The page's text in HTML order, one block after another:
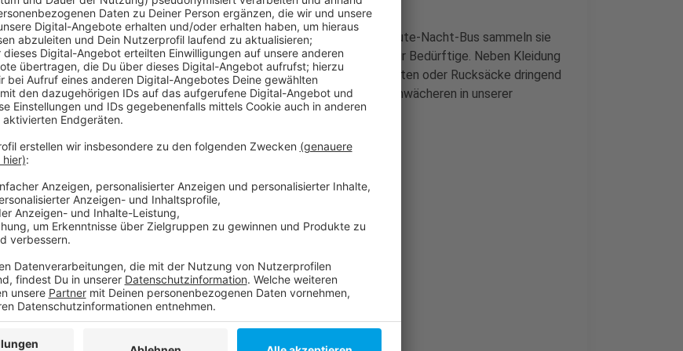
Die Schützen wollen trotzdem etwas tun: Gemeinsam mit dem Gute-Nacht-Bus sammeln sie
heute (3. Juli 2021) auf dem Schützenplatz bis 14 Uhr Kleidung für Bedürftige. Neben Kleidung
werden aber auch Woll- oder Fleecedecken, Schlafsäcke, Isomatten oder Rucksäcke dringend
gebraucht. Ziel der Aktion ist, auch in der Coronapandemie die Schwächeren in unserer
Gesellschaft nicht zu vergessen.
Anzeige
Weitere Infos und Links zum Thema:
Anzeige
Hier informiert der Schützenverein
Infos zum Gute-Nacht-Bus